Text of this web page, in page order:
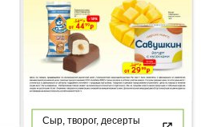
Сыр, творог, десерты